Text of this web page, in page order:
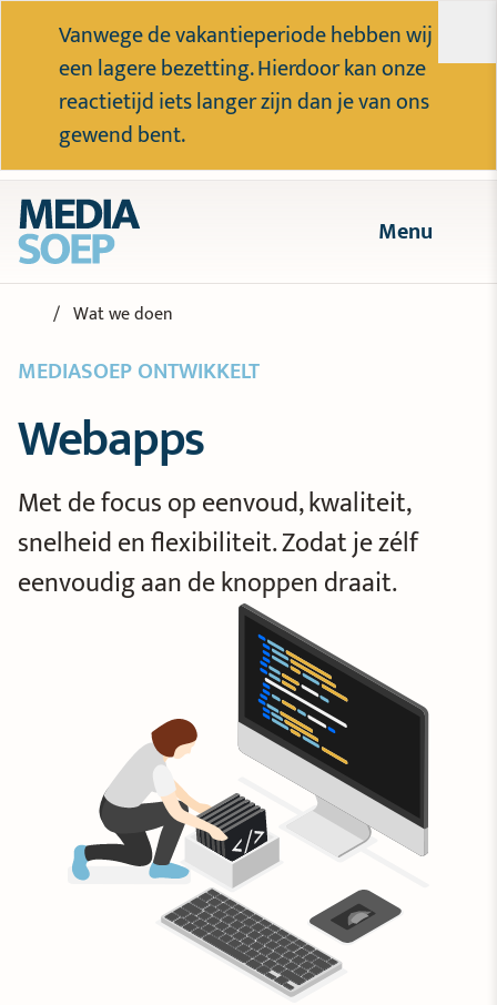
Vanwege de vakantieperiode hebben wij
een lagere bezetting. Hierdoor kan onze
reactietijd iets langer zijn dan je van ons
gewend bent.
Menu
Wat we doen
MEDIASOEP ONTWIKKELT
Websites
Webapps
Webplatformen
Websites
Met de focus op eenvoud, kwaliteit,
snelheid en flexibiliteit. Zodat je zélf
eenvoudig aan de knoppen draait.